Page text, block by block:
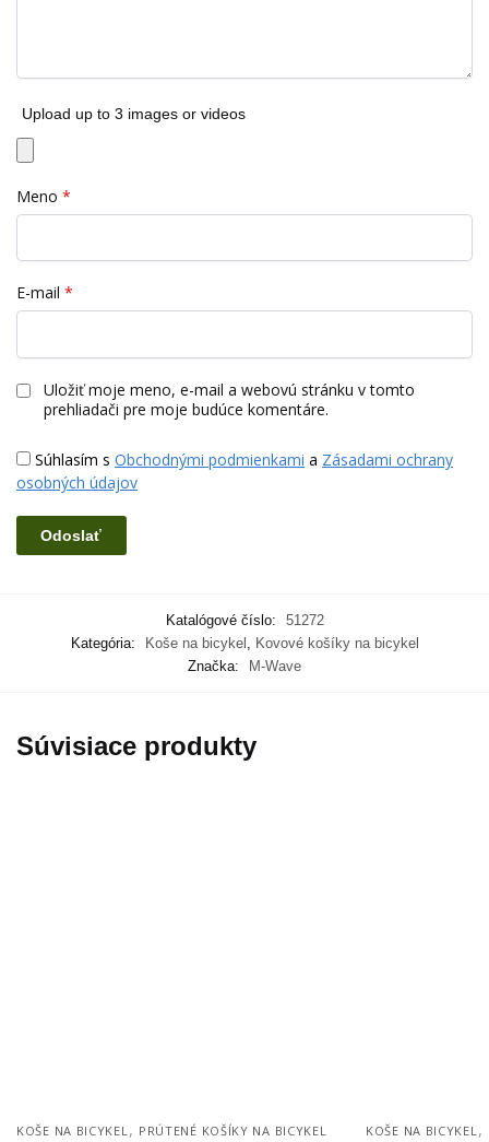
Upload up to 3 images or videos
Meno *
E-mail *
Uložiť moje meno, e-mail a webovú stránku v tomto
prehliadači pre moje budúce komentáre.
Súhlasím s Obchodnými podmienkami a Zásadami ochrany
osobných údajov
Katalógové číslo:
51272
Kategória:
Koše na bicykel , Kovové košíky na bicykel
Značka:
M-Wave
Súvisiace produkty
KOŠE NA BICYKEL, PRÚTENÉ KOŠÍKY NA BICYKEL KOŠE NA BICYKEL,